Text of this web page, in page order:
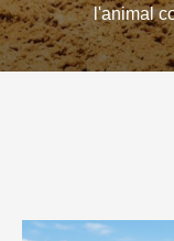
l'animal
condition
crucial de
conseils
avec votre